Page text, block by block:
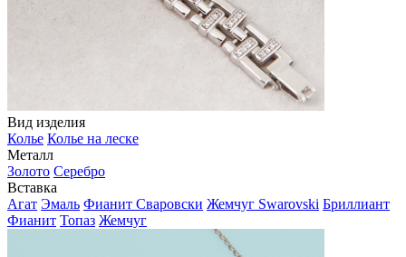
Вид изделия
Колье Колье на леске
Металл
Золото Серебро
Вставка
Агат Эмаль Фианит Сваровски Жемчуг Swarovski Бриллиант
Фианит Топаз Жемчуг